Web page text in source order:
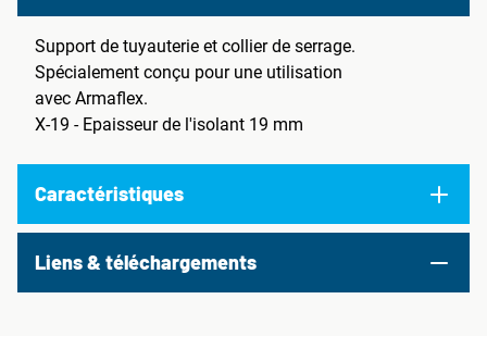
Support de tuyauterie et collier de serrage.
Spécialement conçu pour une utilisation
avec Armaflex.
X-19 - Epaisseur de l'isolant 19 mm
Caractéristiques
Liens & téléchargements